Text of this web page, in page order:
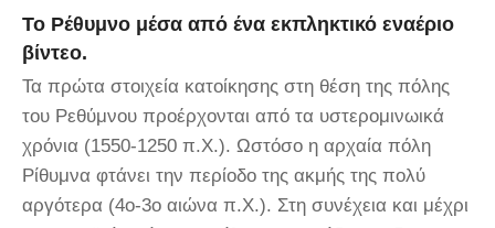
Το Ρέθυμνο μέσα από ένα εκπληκτικό εναέριο
βίντεο.
Τα πρώτα στοιχεία κατοίκησης στη θέση της πόλης
του Ρεθύμνου προέρχονται από τα υστερομινωικά
χρόνια (1550-1250 π.Χ.). Ωστόσο η αρχαία πόλη
Ρίθυμνα φτάνει την περίοδο της ακμής της πολύ
αργότερα (4ο-3ο αιώνα π.Χ.). Στη συνέχεια και μέχρι